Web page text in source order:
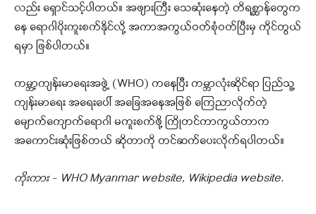
လည်း ရှောင်သင့်ပါတယ်။ အဖျားကြီး သေဆုံးနေတဲ့ တိရစ္ဆာန်တွေက
နေ ရောဂါပိုးကူးစက်နိုင်လို့ အကာအကွယ်ဝတ်စုံဝတ်ပြီးမှ ကိုင်တွယ်
ရမှာ ဖြစ်ပါတယ်။
ကမ္ဘာ့ကျန်းမာရေးအဖွဲ့ (WHO) ကနေပြီး ကမ္ဘာလုံးဆိုင်ရာ ပြည်သူ့
ကျန်းမာရေး အရေးပေါ် အခြေအနေအဖြစ် ကြေညာလိုက်တဲ့
မျောက်ကျောက်ရောဂါ မကူးစက်ဖို့ ကြိုတင်ကာကွယ်တာက
အကောင်းဆုံးဖြစ်တယ် ဆိုတာကို တင်ဆက်ပေးလိုက်ရပါတယ်။
ကိုးကား – WHO Myanmar website, Wikipedia website.